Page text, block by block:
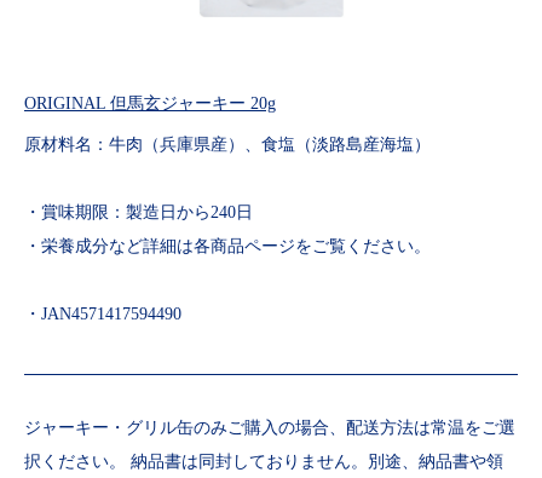
ORIGINAL 但馬玄ジャーキー 20g
原材料名：牛肉（兵庫県産）、食塩（淡路島産海塩）
・賞味期限：製造日から240日
・栄養成分など詳細は各商品ページをご覧ください。
・JAN4571417594490
ジャーキー・グリル缶のみご購入の場合、配送方法は常温をご選
択ください。 納品書は同封しておりません。別途、納品書や領